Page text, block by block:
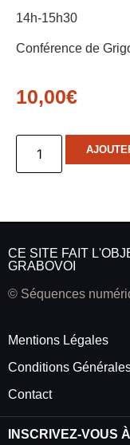
14h-15h30
Conférence de
10,00€
CE SITE FAIT
GRABOVOI
© Séquences
Mentions Légales
Conditions
Contact
INSCRIVEZ-VOUS